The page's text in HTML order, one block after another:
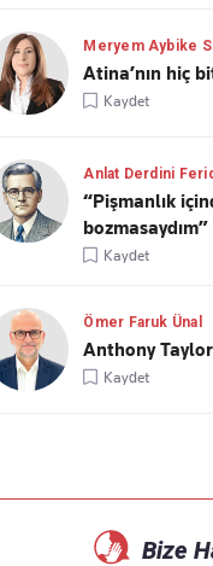
Meryem Aybike
Atina’nın hiç
Kaydet
Anlat Derdini
“Pişmanlık
bozmasaydım”
Kaydet
Ömer Faruk Ünal
Anthony
Kaydet
Bize